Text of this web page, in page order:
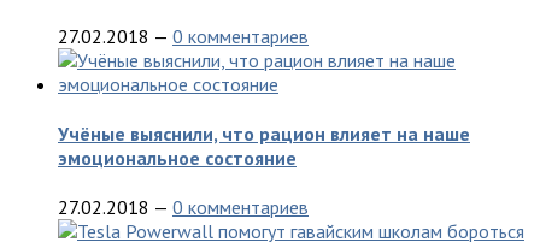
27.02.2018 — 0 комментариев
Учёные выяснили, что рацион влияет на наше
эмоциональное состояние
27.02.2018 — 0 комментариев